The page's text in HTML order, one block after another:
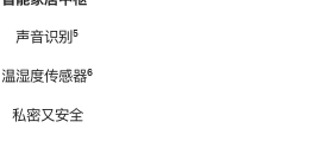
声音识别脚
⁵
温湿度传感器脚
⁶
私密又安全